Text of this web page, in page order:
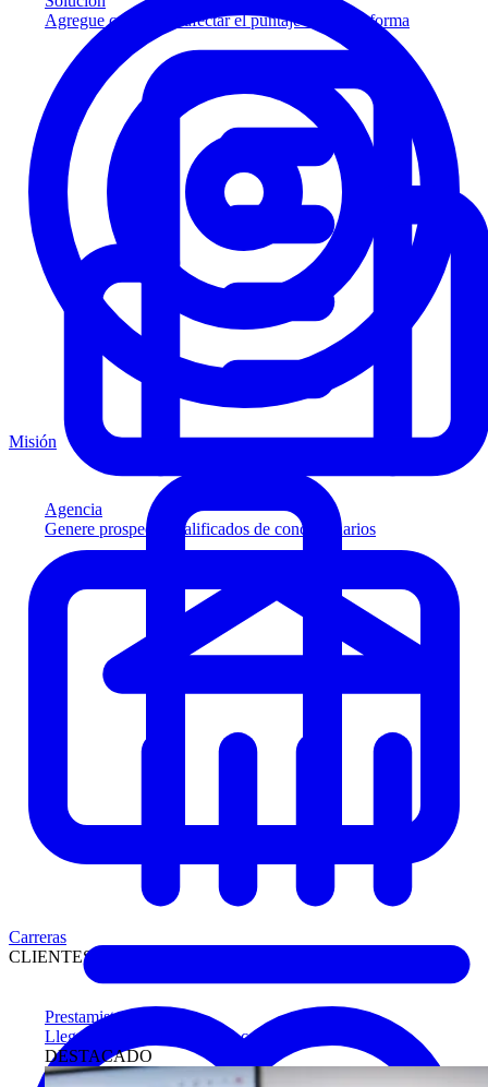
Agregue crédito sin afectar el puntaje a su plataforma
Agencia
Genere prospectos calificados de concesionarios
Prestamistas
Llegue antes a compradores calificados
DESTACADO
Misión
Carreras
CLIENTES